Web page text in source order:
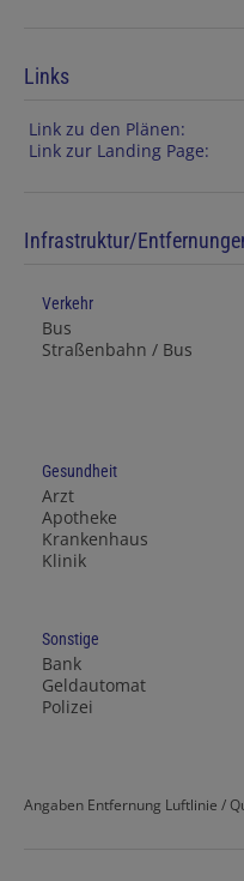
Links
Link zu den Plänen:
Link zur Landing Page:
Infrastruktur/
Verkehr
Bus
Straßenbahn / Bus
Gesundheit
Arzt
Apotheke
Krankenhaus
Klinik
Sonstige
Bank
Geldautomat
Polizei
Angaben Entfernung Luftlinie /